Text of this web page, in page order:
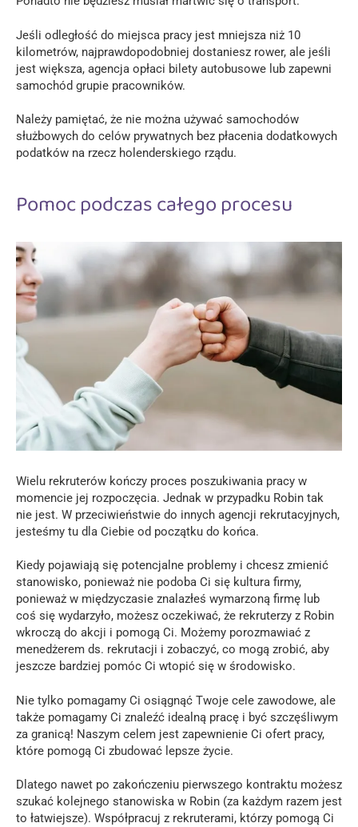
Jeśli odległość do miejsca pracy jest mniejsza niż 10
kilometrów, najprawdopodobniej dostaniesz rower, ale jeśli
jest większa, agencja opłaci bilety autobusowe lub zapewni
samochód grupie pracowników.
Należy pamiętać, że nie można używać samochodów
służbowych do celów prywatnych bez płacenia dodatkowych
podatków na rzecz holenderskiego rządu.
Pomoc podczas całego procesu
Wielu rekruterów kończy proces poszukiwania pracy w
momencie jej rozpoczęcia. Jednak w przypadku Robin tak
nie jest. W przeciwieństwie do innych agencji rekrutacyjnych,
jesteśmy tu dla Ciebie od początku do końca.
Kiedy pojawiają się potencjalne problemy i chcesz zmienić
stanowisko, ponieważ nie podoba Ci się kultura firmy,
ponieważ w międzyczasie znalazłeś wymarzoną firmę lub
coś się wydarzyło, możesz oczekiwać, że rekruterzy z Robin
wkroczą do akcji i pomogą Ci. Możemy porozmawiać z
menedżerem ds. rekrutacji i zobaczyć, co mogą zrobić, aby
jeszcze bardziej pomóc Ci wtopić się w środowisko.
Nie tylko pomagamy Ci osiągnąć Twoje cele zawodowe, ale
także pomagamy Ci znaleźć idealną pracę i być szczęśliwym
za granicą! Naszym celem jest zapewnienie Ci ofert pracy,
które pomogą Ci zbudować lepsze życie.
Dlatego nawet po zakończeniu pierwszego kontraktu możesz
szukać kolejnego stanowiska w Robin (za każdym razem jest
to łatwiejsze). Współpracuj z rekruterami, którzy pomogą Ci